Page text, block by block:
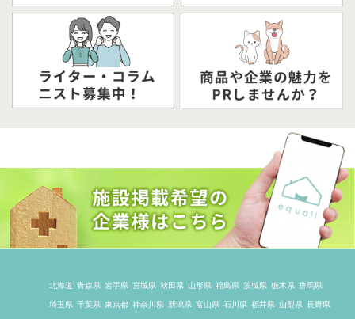
北海道 青森県 岩手県 宮城県 秋田県 山形県 福島県 茨城県 栃木県 群馬県
埼玉県 千葉県 東京都 神奈川県 新潟県 富山県 石川県 福井県 山梨県 長野県